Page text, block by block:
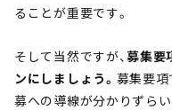
ることが重要です。
そして当然ですが、募集要
ンにしましょう。 募集要項
募への導線が分かりずら